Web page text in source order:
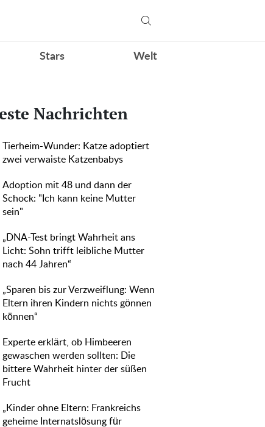
Stars Welt
Nachrichten
Tierheim-Wunder: Katze adoptiert
zwei verwaiste Katzenbabys
Adoption mit 48 und dann der
Schock: "Ich kann keine Mutter
sein"
„DNA-Test bringt Wahrheit ans
Licht: Sohn trifft leibliche Mutter
nach 44 Jahren“
„Sparen bis zur Verzweiflung: Wenn
Eltern ihren Kindern nichts gönnen
können“
Experte erklärt, ob Himbeeren
gewaschen werden sollten: Die
bittere Wahrheit hinter der süßen
Frucht
„Kinder ohne Eltern: Frankreichs
geheime Internatslösung für